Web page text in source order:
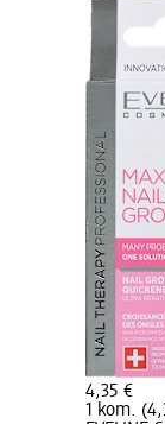
4,35 €
1 kom.